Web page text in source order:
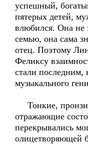
успешный,
пятерых детей,
влюбился. Она не
семью, она сама
отец. Поэтому
Феликсу
стали последним,
музыкального
Тонкие,
отражающие
перекрывались
олицетворяющей